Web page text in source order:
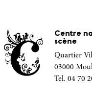
Centre
scène
Quartier
03000
Tel. 04 70